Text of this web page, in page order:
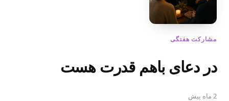
مشارکت هفتگی
در دعای باهم قدرت هست
2 ماه پیش